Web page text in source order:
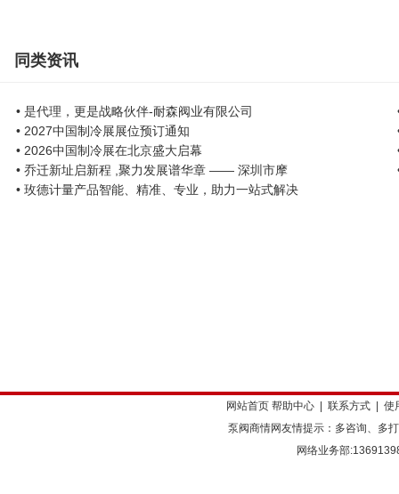
同类资讯
• 是代理，更是战略伙伴-耐森阀业有限公司
• 2027中国制冷展展位预订通知
• 2026中国制冷展在北京盛大启幕
• 乔迁新址启新程 ,聚力发展谱华章 —— 深圳市摩
• 玫德计量产品智能、精准、专业，助力一站式解决
网站首页 帮助中心 联系方式
使
泵阀商情网友情提示：多咨询、多
网络业务部